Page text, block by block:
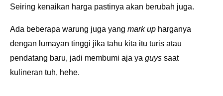
Seiring kenaikan harga pastinya akan berubah juga.
Ada beberapa warung juga yang mark up harganya
dengan lumayan tinggi jika tahu kita itu turis atau
pendatang baru, jadi membumi aja ya guys saat
kulineran tuh, hehe.